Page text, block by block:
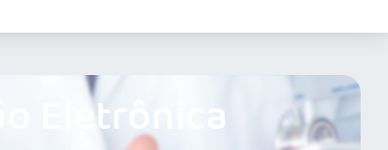
Eletrônica